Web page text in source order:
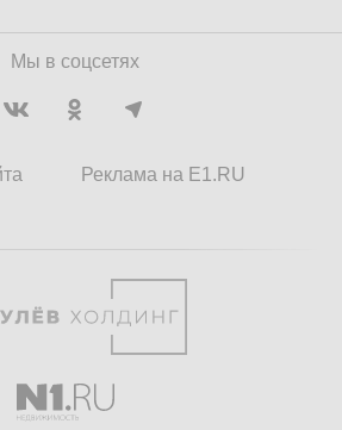
Мы в соцсетях
Реклама на E1.RU